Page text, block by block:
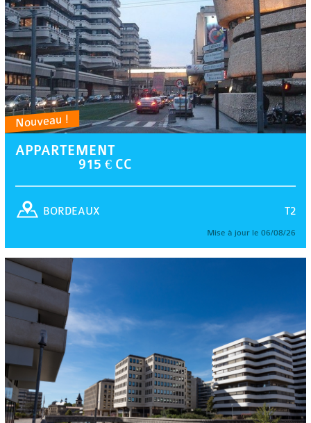
Nouveau !
APPARTEMENT
915 € CC
T2
BORDEAUX
Mise à jour le 06/08/26